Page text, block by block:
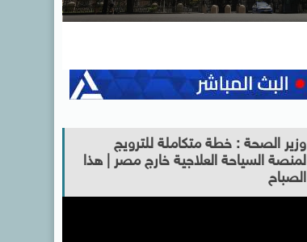
وزير الصحة : خطة متكاملة للترويج
لمنصة السياحة العلاجية خارج مصر | هذا
الصباح